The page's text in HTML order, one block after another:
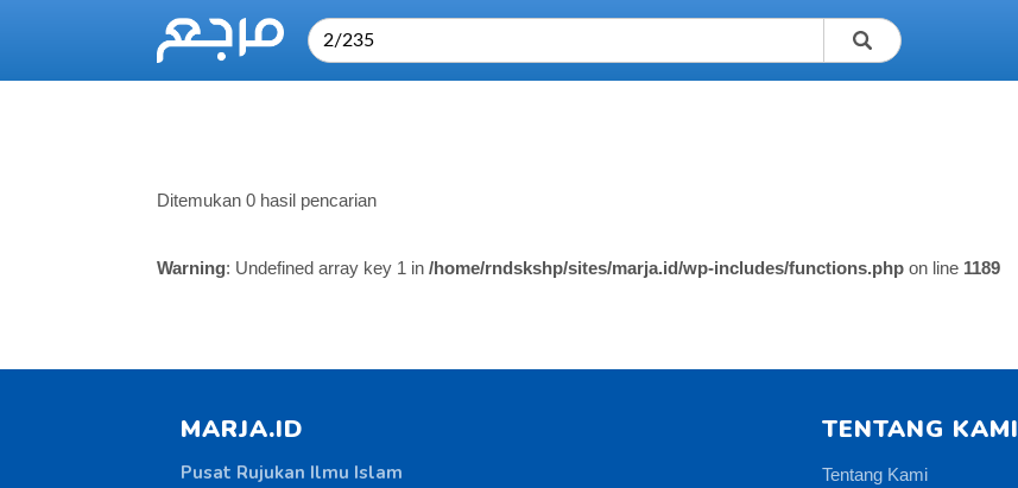
Ditemukan 0 hasil pencarian
Warning: Undefined array key 1 in /home/rndskshp/sites/marja.id/wp-includes/functions.php on line 1189
MARJA.ID
Pusat Rujukan Ilmu Islam
TENTANG KAMI
Tentang Kami